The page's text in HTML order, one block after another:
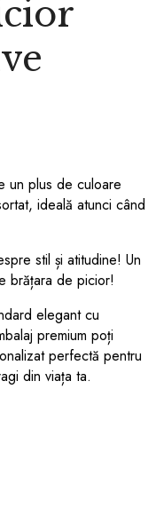
un plus de culoare
ideală atunci când
stil și atitudine! Un
brățara de picior!
elegant cu
premium poți
perfectă pentru
din viața ta.